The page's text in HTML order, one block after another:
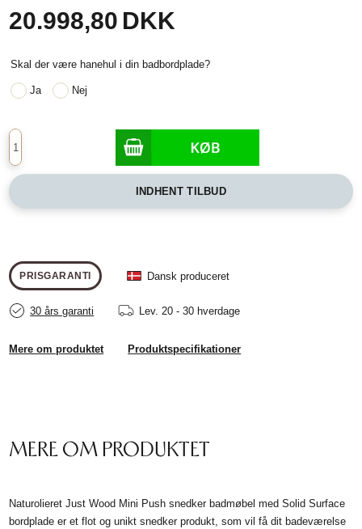
20.998,80 DKK
Skal der være hanehul i din badbordplade?
Ja Nej
INDHENT TILBUD
PRISGARANTI Dansk produceret
30 års garanti Lev. 20 - 30 hverdage
Mere om produktet Produktspecifikationer
MERE OM PRODUKTET
Naturolieret Just Wood Mini Push snedker badmøbel med Solid Surface
bordplade er et flot og unikt snedker produkt, som vil få dit badeværelse